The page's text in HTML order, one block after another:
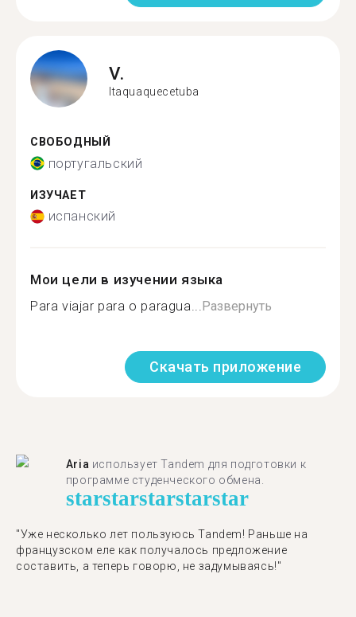
V.
Itaquaquecetuba
СВОБОДНЫЙ
португальский
ИЗУЧАЕТ
испанский
Мои цели в изучении языка
Para viajar para o paragua...Развернуть
Скачать приложение
Aria использует Tandem для подготовки к
программе студенческого обмена.
starstarstarstarstar
"​​Уже несколько лет пользуюсь Tandem! Раньше на
французском еле как получалось предложение
составить, а теперь говорю, не задумываясь!"